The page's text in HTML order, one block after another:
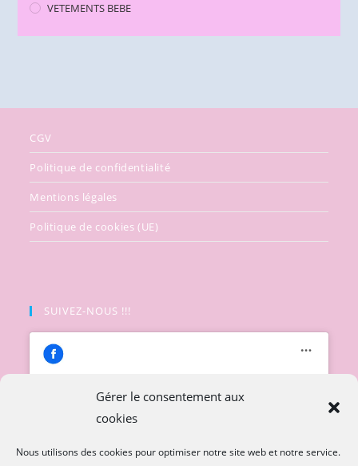
Gérer le consentement aux
cookies
Nous utilisons des cookies pour optimiser notre site web et notre service.
VETEMENTS BEBE
CGV
Politique de confidentialité
Mentions légales
Politique de cookies (UE)
SUIVEZ-NOUS !!!
marketing et activer ce contenu